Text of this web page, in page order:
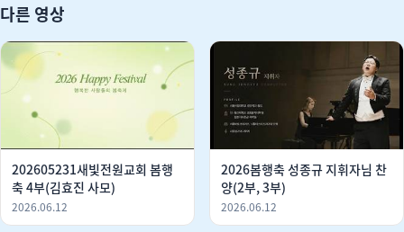
다른 영상
202605231새빛전원교회 봄행
축 4부(김효진 사모)
2026.06.12
2026봄행축 성종규 지휘자님 찬
양(2부, 3부)
2026.06.12